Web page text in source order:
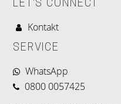
LET'S CONNECT
Kontakt
SERVICE
WhatsApp
0800 0057425